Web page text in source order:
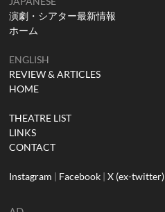
演劇・シアター最新情報
ホーム
ENGLISH
REVIEW & ARTICLES
HOME
THEATRE LIST
LINKS
CONTACT
Instagram | Facebook |X (ex-twitter)